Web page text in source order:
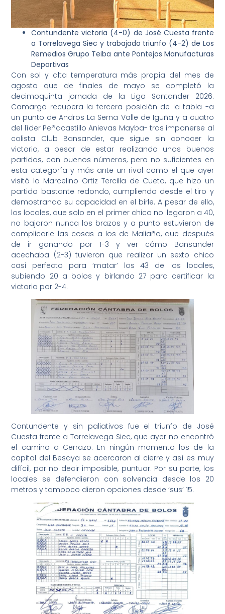
Contundente victoria (4-0) de José Cuesta frente
a Torrelavega Siec y trabajado triunfo (4-2) de Los
Remedios Grupo Teiba ante Pontejos Manufacturas
Deportivas
Con sol y alta temperatura más propia del mes de
agosto que de finales de mayo se completó la
decimoquinta jornada de la Liga Santander 2026.
Camargo recupera la tercera posición de la tabla -a
un punto de Andros La Serna Valle de Iguña y a cuatro
del líder Peñacastillo Anievas Mayba- tras imponerse al
colista Club Bansander, que sigue sin conocer la
victoria, a pesar de estar realizando unos buenos
partidos, con buenos números, pero no suficientes en
esta categoría y más ante un rival como el que ayer
visitó la Marcelino Ortiz Tercilla de Cueto, que hizo un
partido bastante redondo, cumpliendo desde el tiro y
demostrando su capacidad en el birle. A pesar de ello,
los locales, que solo en el primer chico no llegaron a 40,
no bajaron nunca los brazos y a punto estuvieron de
complicarle las cosas a los de Maliaño, que después
de ir ganando por 1-3 y ver cómo Bansander
acechaba (2-3) tuvieron que realizar un sexto chico
casi perfecto para ‘matar’ los 43 de los locales,
subiendo 20 a bolos y birlando 27 para certificar la
victoria por 2-4.
Contundente y sin paliativos fue el triunfo de José
Cuesta frente a Torrelavega Siec, que ayer no encontró
el camino a Cerrazo. En ningún momento los de la
capital del Besaya se acercaron al cierre y así es muy
difícil, por no decir imposible, puntuar. Por su parte, los
locales se defendieron con solvencia desde los 20
metros y tampoco dieron opciones desde ‘sus’ 15.